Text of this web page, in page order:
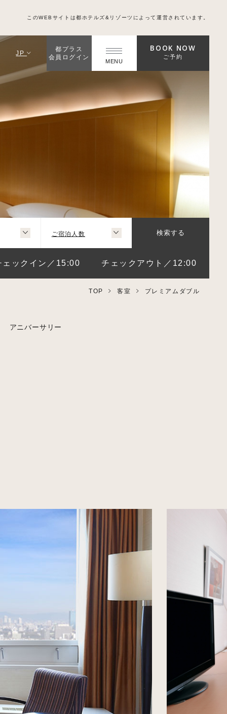
JP
都プラス
会員ログイン
MENU
BOOK NOW
ご予約
ご宿泊人数 検索する
ェックイン／15:00 チェックアウト／12:00
このWEBサイトは都ホテルズ&リゾーツによって運営されています。
TOP 客室 プレミアムダブル
アニバーサリー